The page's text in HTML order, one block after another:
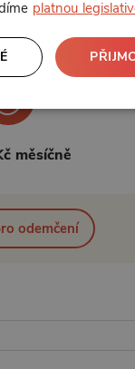
měsíčně
odemčení
platnou